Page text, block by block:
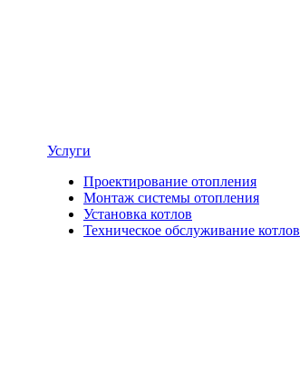
Услуги
Проектирование отопления
Монтаж системы отопления
Установка котлов
Техническое обслуживание котлов